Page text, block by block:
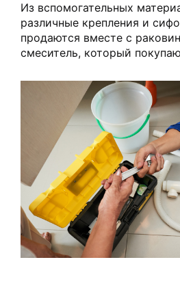
Из вспомогательных
различные крепления и
продаются вместе с
смеситель, который